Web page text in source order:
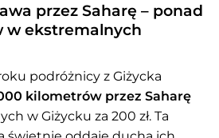
przez Saharę – ponad
w ekstremalnych
podróżnicy z Giżycka
kilometrów przez Saharę
w Giżycku za 200 zł. Ta